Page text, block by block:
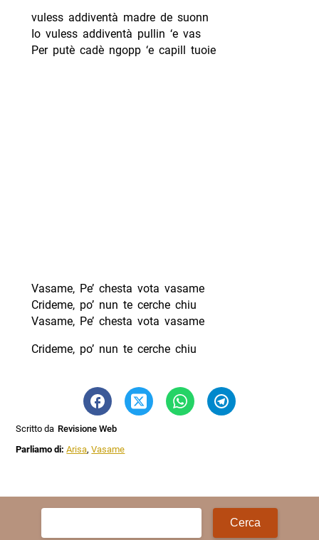
vuless addiventà madre de suonn
Io vuless addiventà pullin ‘e vas
Per putè cadè ngopp ‘e capill tuoie
Vasame, Pe’ chesta vota vasame
Crideme, po’ nun te cerche chiu
Vasame, Pe’ chesta vota vasame
Crideme, po’ nun te cerche chiu
Scritto da Revisione Web
Parliamo di:Arisa,Vasame
Ricerca